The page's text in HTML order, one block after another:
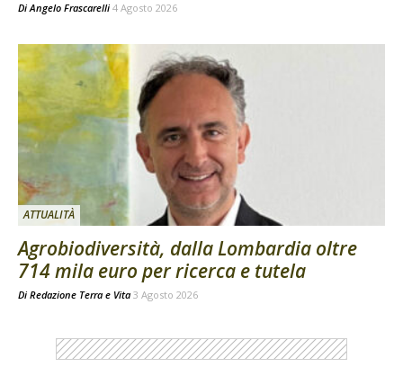
DiAngelo Frascarelli 4 Agosto 2026
ATTUALITÀ
Agrobiodiversità, dalla Lombardia oltre
714 mila euro per ricerca e tutela
Di Redazione Terra e Vita 3 Agosto 2026